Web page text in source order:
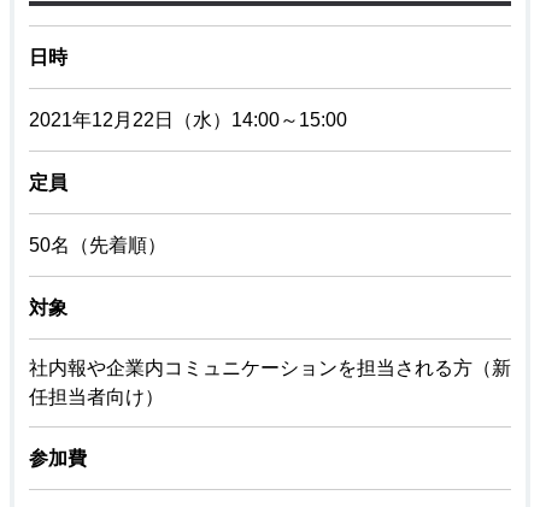
日時
2021年12月22日（水）14:00～15:00
定員
50名（先着順）
対象
社内報や企業内コミュニケーションを担当される方（新
任担当者向け）
参加費